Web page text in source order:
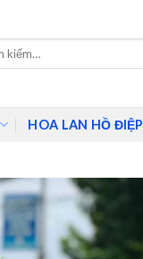
HOA LAN HỒ ĐIỆP